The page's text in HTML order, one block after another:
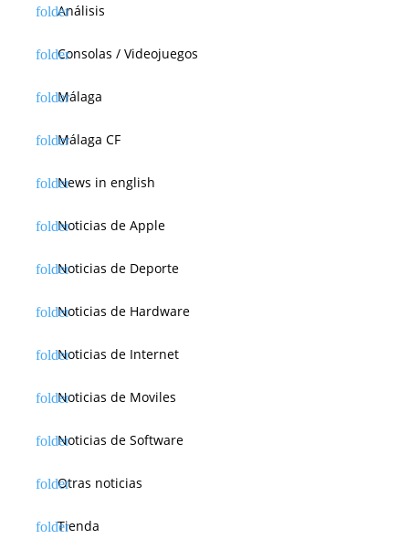
Análisis
Consolas / Videojuegos
Málaga
Málaga CF
News in english
Noticias de Apple
Noticias de Deporte
Noticias de Hardware
Noticias de Internet
Noticias de Moviles
Noticias de Software
Otras noticias
Tienda